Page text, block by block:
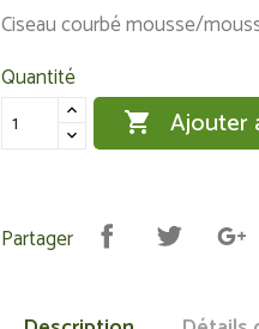
Ciseau courbé mousse/
Quantité
 Ajouter
Partager